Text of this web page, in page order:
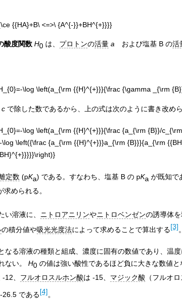
酸度関数 H0は、 プロトンの活量 aおよび塩基 B の活
cで除した数であるから、上の式は次のように書き改めら
定数 (pKa) である。すなわち、塩基 B の pKa が既知で
求められる。
い溶液に、 ニトロアニリンやニトロベンゼンの誘導体
の積分値や吸光光度法によって求めることで算出する[3]。
なる溶液の種類と組成、濃度に固有の数値であり、温
ない。 H0の値は強い酸性であるほど負に大きな数値
、 フルオロスルホン酸は -15、 マジック酸 （フルオ
26.5 である[4]。